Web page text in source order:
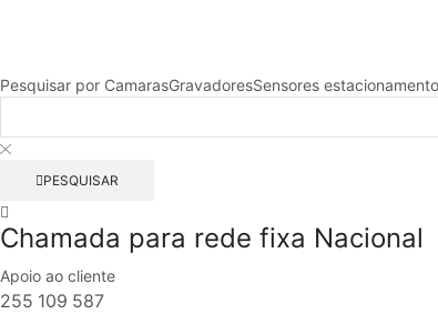
Pesquisar por CamarasGravadoresSensores estacionamento
PESQUISAR
Chamada para rede fixa Nacional
Apoio ao cliente
255 109 587